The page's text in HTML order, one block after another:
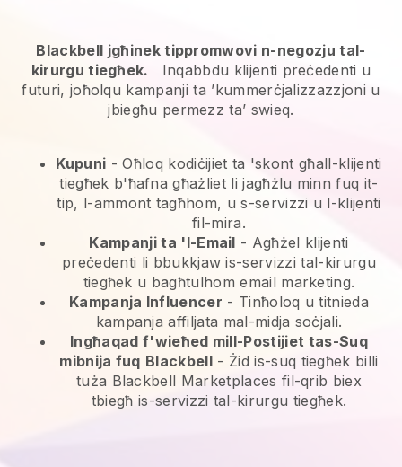
Blackbell jgħinek tippromwovi n-negozju tal-
kirurgu tiegħek.
Inqabbdu klijenti preċedenti u
futuri, joħolqu kampanji ta ’kummerċjalizzazzjoni u
jbiegħu permezz ta’ swieq.
Kupuni - Oħloq kodiċijiet ta 'skont għall-klijenti
tiegħek b'ħafna għażliet li jagħżlu minn fuq it-
tip, l-ammont tagħhom, u s-servizzi u l-klijenti
fil-mira.
Kampanji ta 'l-Email - Agħżel klijenti
preċedenti li bbukkjaw is-servizzi tal-kirurgu
tiegħek u bagħtulhom email marketing.
Kampanja Influencer - Tinħoloq u titnieda
kampanja affiljata mal-midja soċjali.
Ingħaqad f'wieħed mill-Postijiet tas-Suq
mibnija fuq Blackbell - Żid is-suq tiegħek billi
tuża Blackbell Marketplaces fil-qrib biex
tbiegħ is-servizzi tal-kirurgu tiegħek.